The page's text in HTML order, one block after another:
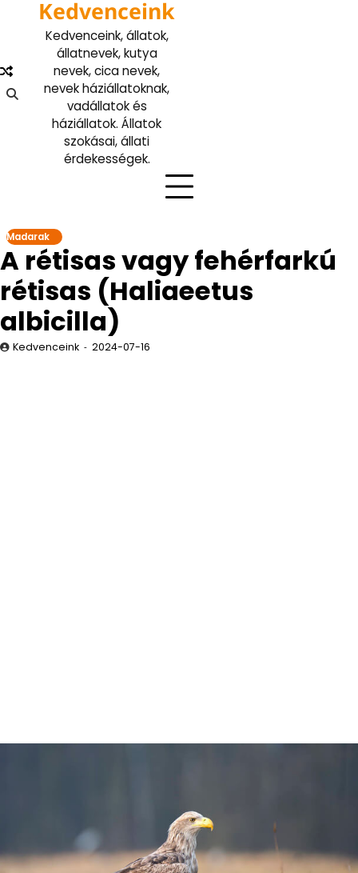
Kedvenceink
Kedvenceink, állatok,
állatnevek, kutya
nevek, cica nevek,
nevek háziállatoknak,
vadállatok és
háziállatok. Állatok
szokásai, állati
érdekességek.
Madarak
A rétisas vagy fehérfarkú
rétisas (Haliaeetus
albicilla)
Kedvenceink 2024-07-16